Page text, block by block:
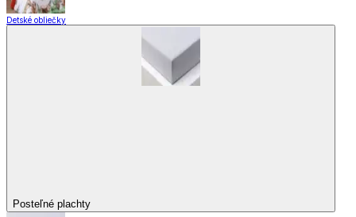
Detské obliečky
Posteľné plachty